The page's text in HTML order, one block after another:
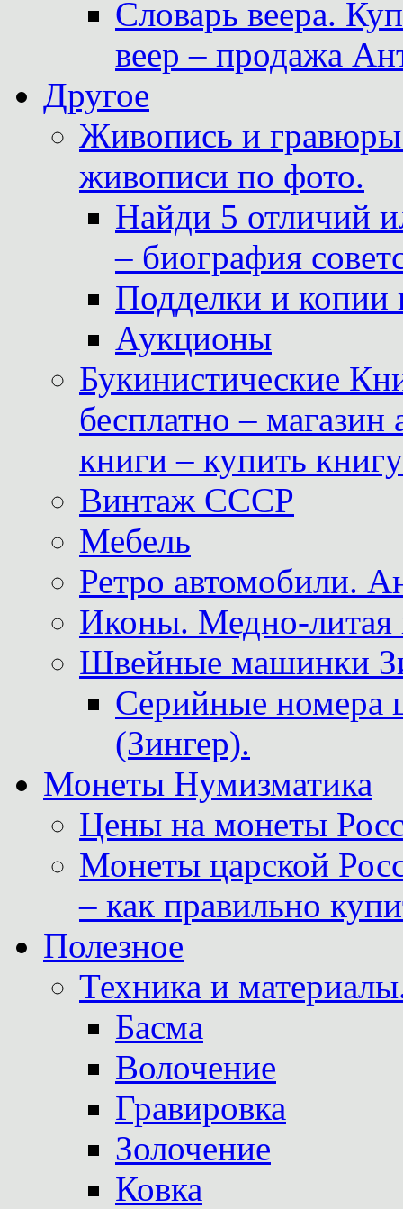
Словарь веера.
веер – продажа
Другое
Живопись и
живописи по фото.
Найди 5 отличий
– биография
Подделки и копии
Аукционы
Букинистические
бесплатно –
книги – купить
Винтаж СССР
Мебель
Ретро автомобили.
Иконы. Медно-литая
Швейные машинки
Серийные
(Зингер).
Монеты Нумизматика
Цены на монеты
Монеты царской
– как правильно
Полезное
Техника и
Басма
Волочение
Гравировка
Золочение
Ковка